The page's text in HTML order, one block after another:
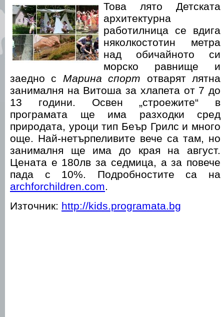
Това лято Детската
архитектурна
работилница се вдига
няколкостотин метра
над обичайното си
морско равнище и
заедно с Марина спорт отварят лятна
занималня на Витоша за хлапета от 7 до
13 години. Освен „строежите“ в
програмата ще има разходки сред
природата, уроци тип Беър Грилс и много
още. Най-нетърпеливите вече са там, но
занималня ще има до края на август.
Цената е 180лв за седмица, а за повече
пада с 10%. Подробностите са на
archforchildren.com.
Източник: http://kids.programata.bg